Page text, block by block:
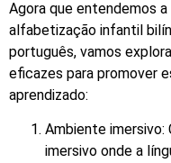
Agora que entendemos
alfabetização infantil
português, vamos
eficazes para promover
aprendizado:
Ambiente imersivo:
imersivo onde a